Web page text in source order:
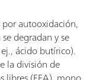
por autooxidación,
degradan y se
ácido butírico).
la división de